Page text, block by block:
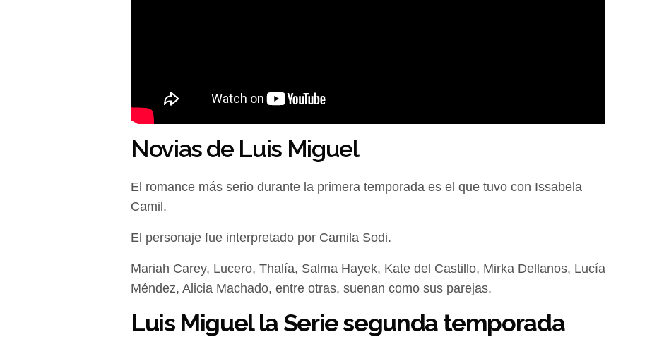
Novias de Luis Miguel
El romance más serio durante la primera temporada es el que tuvo con Issabela
Camil.
El personaje fue interpretado por Camila Sodi.
Mariah Carey, Lucero, Thalía, Salma Hayek, Kate del Castillo, Mirka Dellanos, Lucía
Méndez, Alicia Machado, entre otras, suenan como sus parejas.
Luis Miguel la Serie segunda temporada